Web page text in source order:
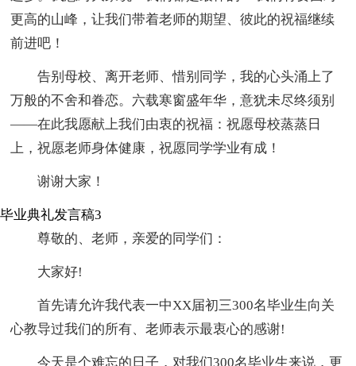
更高的山峰，让我们带着老师的期望、彼此的祝福继续
前进吧！
告别母校、离开老师、惜别同学，我的心头涌上了
万般的不舍和眷恋。六载寒窗盛年华，意犹未尽终须别
——在此我愿献上我们由衷的祝福：祝愿母校蒸蒸日
上，祝愿老师身体健康，祝愿同学学业有成！
谢谢大家！
毕业典礼发言稿3
尊敬的、老师，亲爱的同学们：
大家好!
首先请允许我代表一中XX届初三300名毕业生向关
心教导过我们的所有、老师表示最衷心的感谢!
今天是个难忘的日子，对我们300名毕业生来说，更